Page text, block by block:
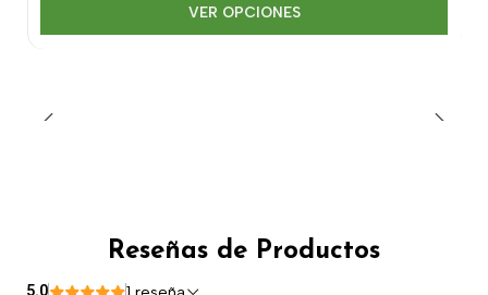
VER OPCIONES
Reseñas de Productos
5.0